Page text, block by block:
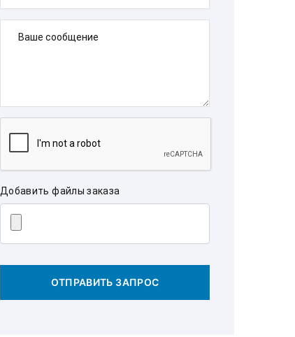
Ваше сообщение
Добавить файлы заказа
ОТПРАВИТЬ ЗАПРОС